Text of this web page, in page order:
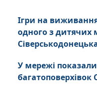
Ігри на
одного з дитячих
У мережі
багатоповерхівок